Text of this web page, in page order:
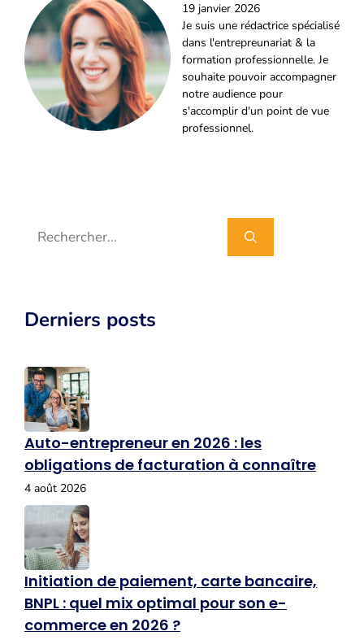
19 janvier 2026
Je suis une rédactrice spécialisé
dans l'entrepreunariat & la
formation professionnelle. Je
souhaite pouvoir accompagner
notre audience pour
s'accomplir d'un point de vue
professionnel.
Rechercher :
Derniers posts
Auto-entrepreneur en 2026 : les
obligations de facturation à connaître
4 août 2026
Initiation de paiement, carte bancaire,
BNPL : quel mix optimal pour son e-
commerce en 2026 ?